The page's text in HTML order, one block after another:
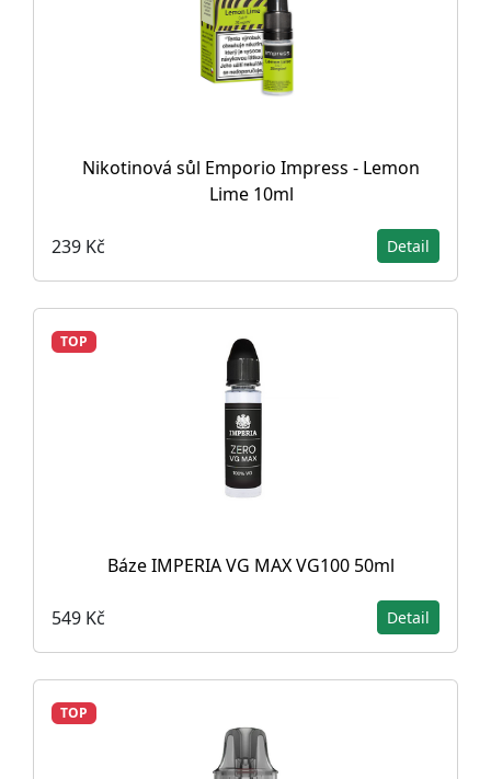
Nikotinová sůl Emporio Impress - Lemon
Lime 10ml
239 Kč Detail
TOP
Báze IMPERIA VG MAX VG100 50ml
549 Kč Detail
TOP